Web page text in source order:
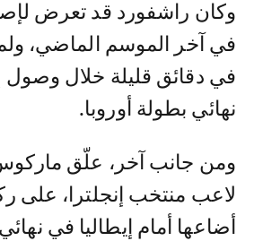
وكان راشفورد قد تعرض
في آخر الموسم الماضي،
في دقائق قليلة خلال وصول
نهائي بطولة أوروبا.
ومن جانب آخر، علّق
لاعب منتخب إنجلترا، على